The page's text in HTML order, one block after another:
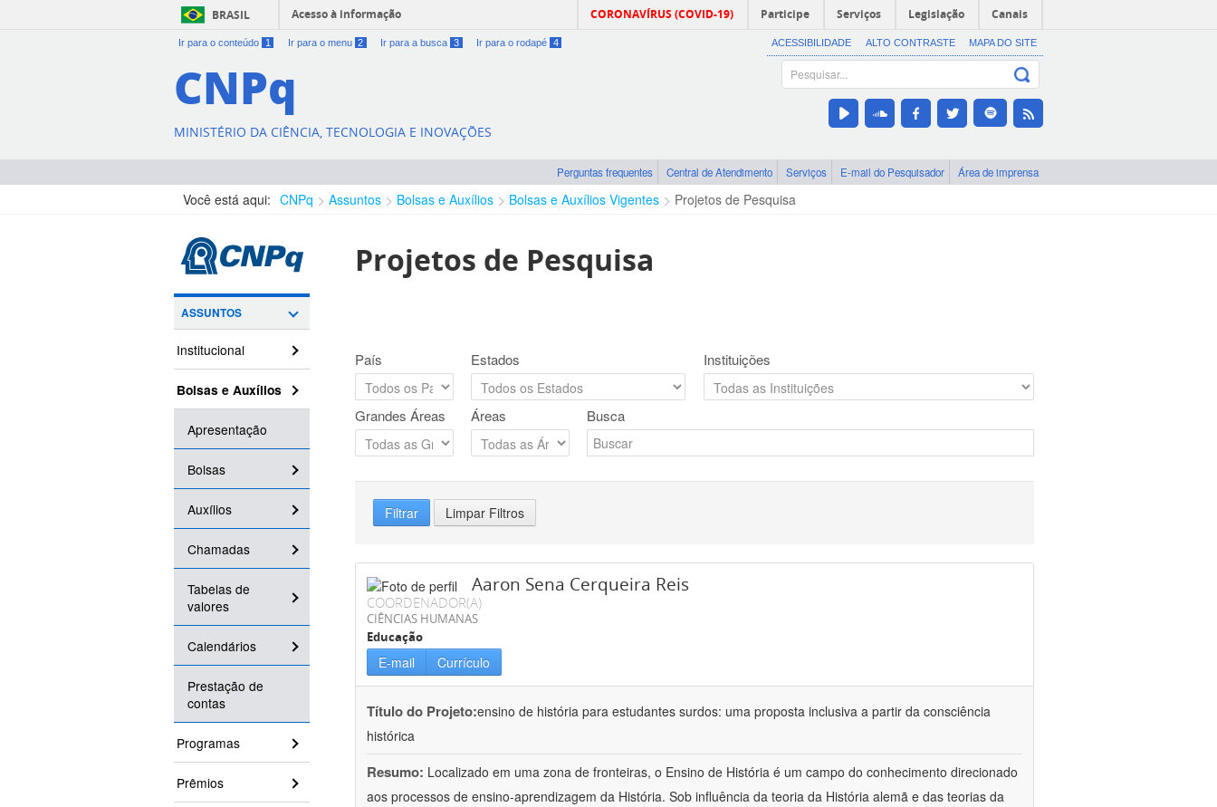
BRASIL Acesso à informação CORONAVÍRUS (COVID-19) Participe Serviços Legislação Canais
Ir para o conteúdo 1 Ir para o menu 2 Ir para a busca 3 Ir para o rodapé 4 ACESSIBILIDADE ALTO CONTRASTE MAPA DO SITE
CNPq
MINISTÉRIO DA CIÊNCIA, TECNOLOGIA E INOVAÇÕES
Perguntas frequentes Central de Atendimento Serviços E-mail do Pesquisador Área de imprensa
Você está aqui: CNPq Assuntos Bolsas e Auxílios Bolsas e Auxílios Vigentes Projetos de Pesquisa
ASSUNTOS
Institucional
Bolsas e Auxílios
Apresentação
Bolsas
Auxílios
Chamadas
Tabelas de
valores
Calendários
Prestação de
contas
Programas
Prêmios
Projetos de Pesquisa
País Estados Instituições
Grandes Áreas Áreas Busca
Filtrar Limpar Filtros
Aaron Sena Cerqueira Reis
COORDENADOR(A)
CIÊNCIAS HUMANAS
Educação
E-mail Currículo
Título do Projeto:ensino de história para estudantes surdos: uma proposta inclusiva a partir da consciência
histórica
Resumo: Localizado em uma zona de fronteiras, o Ensino de História é um campo do conhecimento direcionado
aos processos de ensino-aprendizagem da História. Sob influência da teoria da História alemã e das teorias da